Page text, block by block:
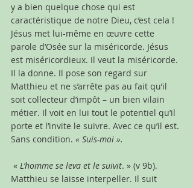
y a bien quelque chose qui est
caractéristique de notre Dieu, c’est cela !
Jésus met lui-même en œuvre cette
parole d’Osée sur la miséricorde. Jésus
est miséricordieux. Il veut la miséricorde.
Il la donne. Il pose son regard sur
Matthieu et ne s’arrête pas au fait qu’il
soit collecteur d’impôt – un bien vilain
métier. Il voit en lui tout le potentiel qu’il
porte et l’invite le suivre. Avec ce qu’il est.
Sans condition. « Suis-moi ».
« L’homme se leva et le suivit. » (v 9b).
Matthieu se laisse interpeller. Il suit